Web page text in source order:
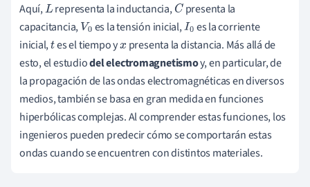
Aquí,Lrepresenta la inductancia,C presenta la
capacitancia, V0 es la tensión inicial,I0 es la corriente
inicial,tes el tiempo yx presenta la distancia. Más allá de
esto, el estudiodel electromagnetismoy, en particular, de
la propagación de las ondas electromagnéticas en diversos
medios, también se basa en gran medida en funciones
hiperbólicas complejas. Al comprender estas funciones, los
ingenieros pueden predecir cómo se comportarán estas
ondas cuando se encuentren con distintos materiales.